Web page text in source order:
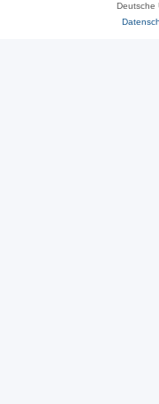
Deutsche